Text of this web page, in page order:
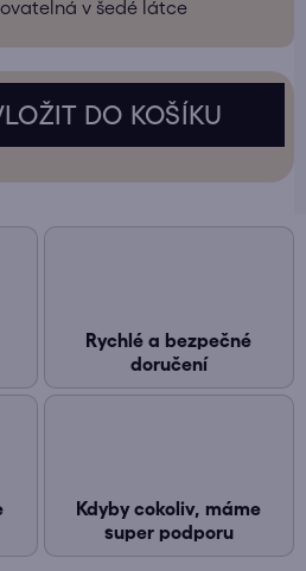
v šedé látce
Rychlé a bezpečné
doručení
Kdyby cokoliv, máme
super podporu